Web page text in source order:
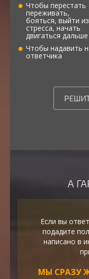
Чтобы перестать
переживать,
бояться, выйти из
стресса, начать
двигаться дальше
Чтобы надавить
ответчика
А
Если вы
подадите
написано в
МЫ СРАЗУ